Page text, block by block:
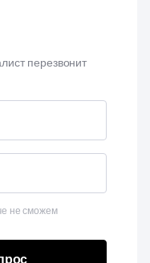
перезвонит
не сможем